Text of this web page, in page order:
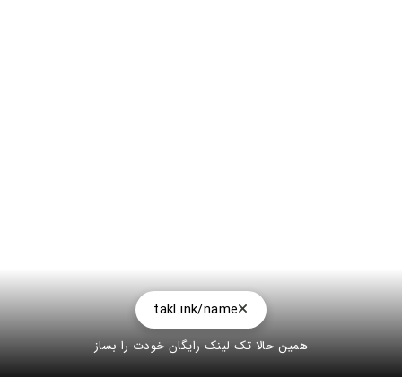
takl.ink/name
همین حالا تک لینک رایگان خودت را بساز